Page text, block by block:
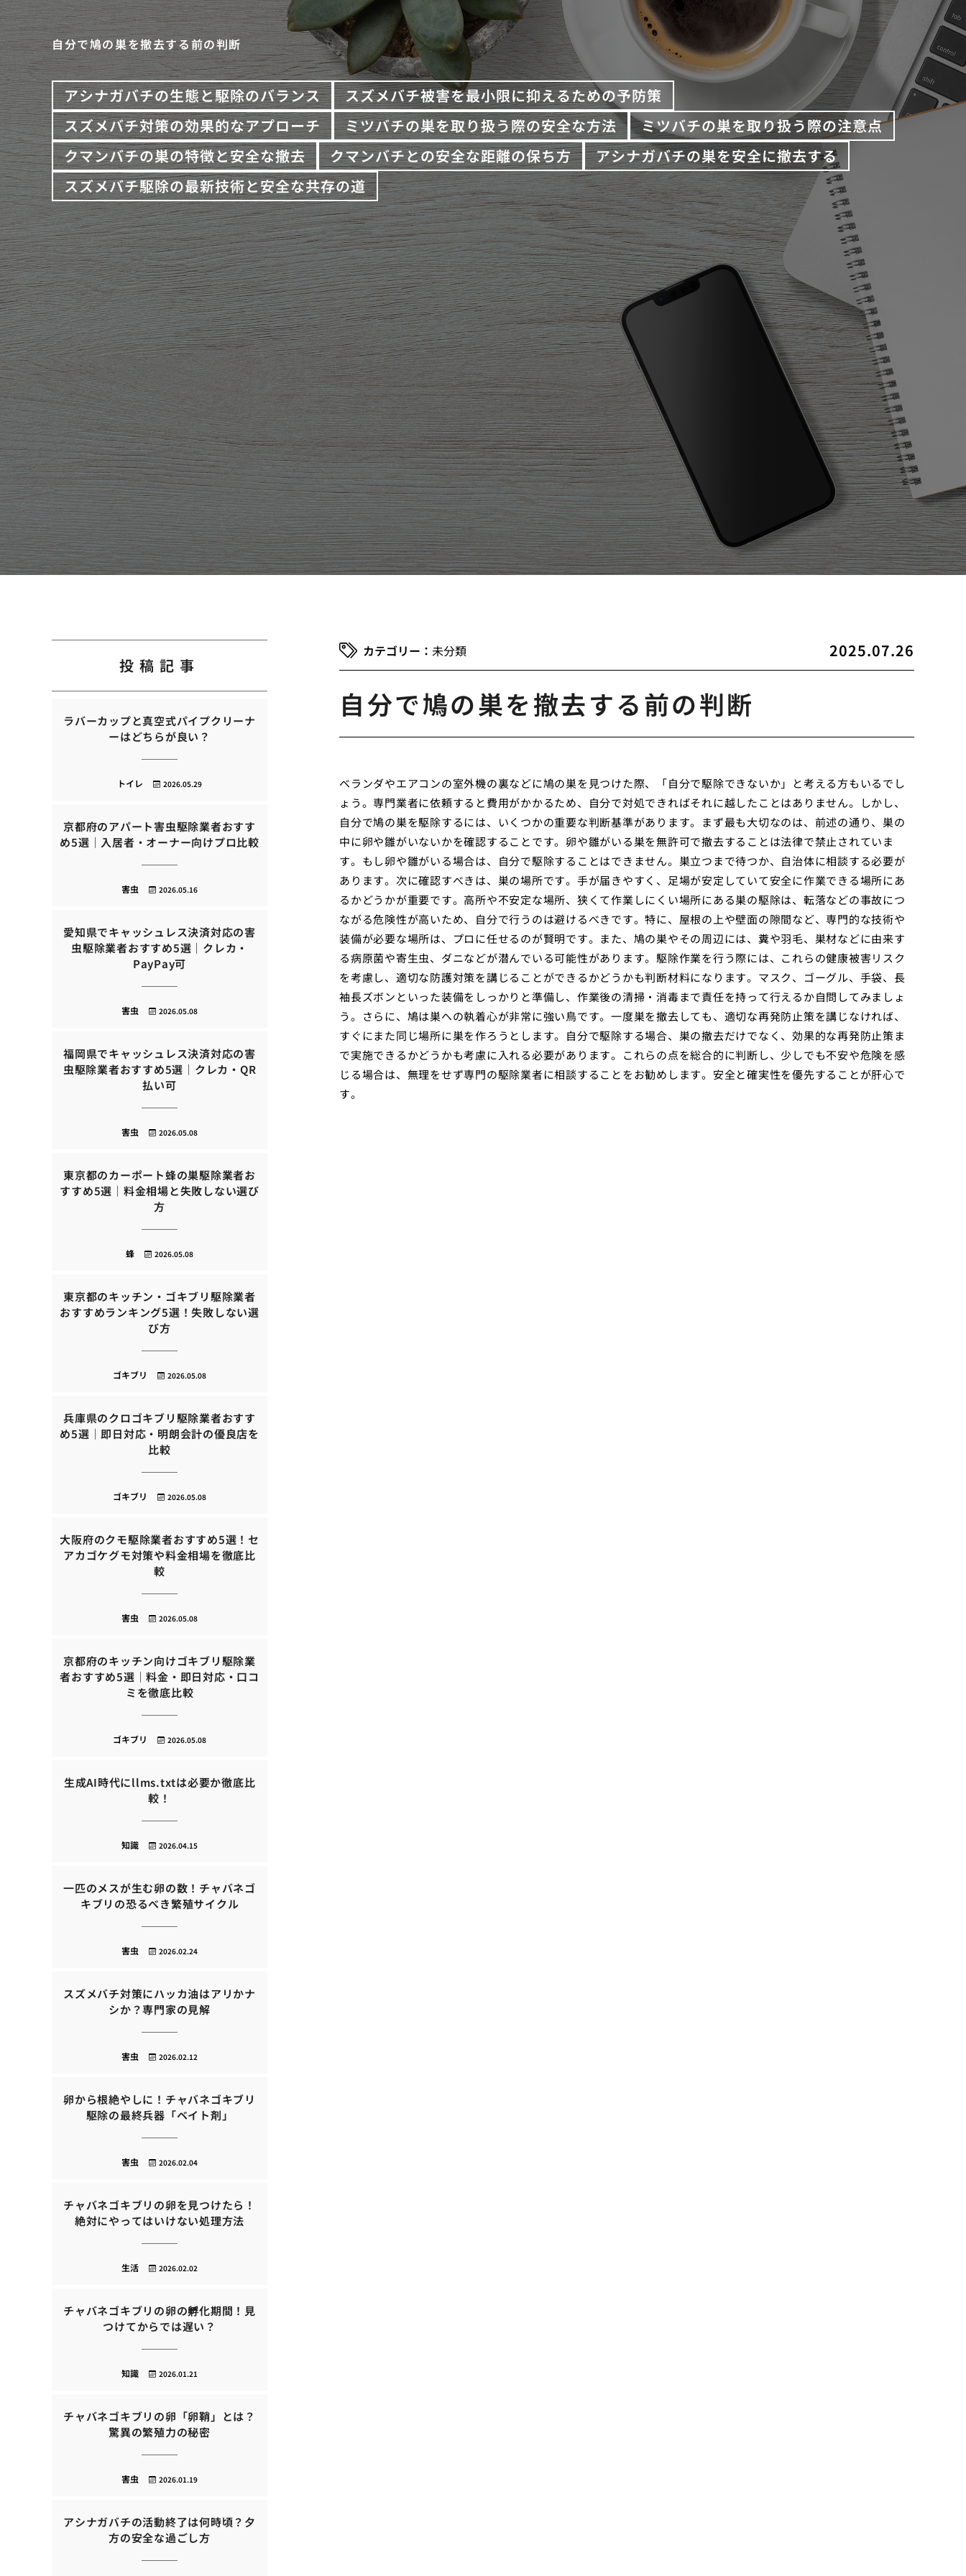
自分で鳩の巣を撤去する前の判断
アシナガバチの生態と駆除のバランス
スズメバチ被害を最小限に抑えるための予防策
スズメバチ対策の効果的なアプローチ
ミツバチの巣を取り扱う際の安全な方法
ミツバチの巣を取り扱う際の注意点
クマンバチの巣の特徴と安全な撤去
クマンバチとの安全な距離の保ち方
アシナガバチの巣を安全に撤去する
スズメバチ駆除の最新技術と安全な共存の道
2025.07.26
未分類
自分で鳩の巣を撤去する前の判断
ベランダやエアコンの室外機の裏などに鳩の巣を見つけた際、「自分で駆除できないか」と考える方もいるでし
ょう。専門業者に依頼すると費用がかかるため、自分で対処できればそれに越したことはありません。しかし、
自分で鳩の巣を駆除するには、いくつかの重要な判断基準があります。まず最も大切なのは、前述の通り、巣の
中に卵や雛がいないかを確認することです。卵や雛がいる巣を無許可で撤去することは法律で禁止されていま
す。もし卵や雛がいる場合は、自分で駆除することはできません。巣立つまで待つか、自治体に相談する必要が
あります。次に確認すべきは、巣の場所です。手が届きやすく、足場が安定していて安全に作業できる場所にあ
るかどうかが重要です。高所や不安定な場所、狭くて作業しにくい場所にある巣の駆除は、転落などの事故につ
ながる危険性が高いため、自分で行うのは避けるべきです。特に、屋根の上や壁面の隙間など、専門的な技術や
装備が必要な場所は、プロに任せるのが賢明です。また、鳩の巣やその周辺には、糞や羽毛、巣材などに由来す
る病原菌や寄生虫、ダニなどが潜んでいる可能性があります。駆除作業を行う際には、これらの健康被害リスク
を考慮し、適切な防護対策を講じることができるかどうかも判断材料になります。マスク、ゴーグル、手袋、長
袖長ズボンといった装備をしっかりと準備し、作業後の清掃・消毒まで責任を持って行えるか自問してみましょ
う。さらに、鳩は巣への執着心が非常に強い鳥です。一度巣を撤去しても、適切な再発防止策を講じなければ、
すぐにまた同じ場所に巣を作ろうとします。自分で駆除する場合、巣の撤去だけでなく、効果的な再発防止策ま
で実施できるかどうかも考慮に入れる必要があります。これらの点を総合的に判断し、少しでも不安や危険を感
じる場合は、無理をせず専門の駆除業者に相談することをお勧めします。安全と確実性を優先することが肝心で
す。
投稿記事
ラバーカップと真空式パイプクリーナ
ーはどちらが良い？
2026.05.29
トイレ
京都府のアパート害虫駆除業者おすす
め5選｜入居者・オーナー向けプロ比較
2026.05.16
害虫
愛知県でキャッシュレス決済対応の害
虫駆除業者おすすめ5選｜クレカ・
PayPay可
2026.05.08
害虫
福岡県でキャッシュレス決済対応の害
虫駆除業者おすすめ5選｜クレカ・QR
払い可
2026.05.08
害虫
東京都のカーポート蜂の巣駆除業者お
すすめ5選｜料金相場と失敗しない選び
方
2026.05.08
蜂
東京都のキッチン・ゴキブリ駆除業者
おすすめランキング5選！失敗しない選
び方
2026.05.08
ゴキブリ
兵庫県のクロゴキブリ駆除業者おすす
め5選｜即日対応・明朗会計の優良店を
比較
2026.05.08
ゴキブリ
大阪府のクモ駆除業者おすすめ5選！セ
アカゴケグモ対策や料金相場を徹底比
較
2026.05.08
害虫
京都府のキッチン向けゴキブリ駆除業
者おすすめ5選｜料金・即日対応・口コ
ミを徹底比較
2026.05.08
ゴキブリ
生成AI時代にllms.txtは必要か徹底比
較！
2026.04.15
知識
一匹のメスが生む卵の数！チャバネゴ
キブリの恐るべき繁殖サイクル
2026.02.24
害虫
スズメバチ対策にハッカ油はアリかナ
シか？専門家の見解
2026.02.12
害虫
卵から根絶やしに！チャバネゴキブリ
駆除の最終兵器「ベイト剤」
2026.02.04
害虫
チャバネゴキブリの卵を見つけたら！
絶対にやってはいけない処理方法
2026.02.02
生活
チャバネゴキブリの卵の孵化期間！見
つけてからでは遅い？
2026.01.21
知識
チャバネゴキブリの卵「卵鞘」とは？
驚異の繁殖力の秘密
2026.01.19
害虫
アシナガバチの活動終了は何時頃？夕
方の安全な過ごし方